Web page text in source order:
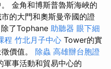
金角和博斯普魯斯海峽的
的大門和奧斯曼帝國的證
除了Tophane 助聽器 眼下細
程 竹北月子中心 Tower的實
價值。 除蟲 高雄辦台胞證
軍事活動和貿易中心的